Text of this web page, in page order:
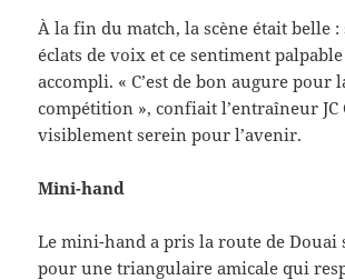
À la fin du match, la scène était belle
éclats de voix et ce sentiment
accompli. « C’est de bon augure pour
compétition », confiait l’entraîneur JC
visiblement serein pour l’avenir.
Mini-hand
Le mini-hand a pris la route de Douai
pour une triangulaire amicale qui